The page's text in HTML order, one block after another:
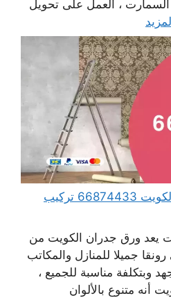
السمارت ، العمل على تحويل
فني تركيب ورق جدران الكويت 66874433 تركيب
يعد ورق جدران الكويت من
جميلا للمنازل والمكاتب
وبتكلفة مناسبة للجميع ،
أنه متنوع بالألوان